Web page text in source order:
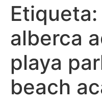
Etiqueta:
alberca
playa
beach